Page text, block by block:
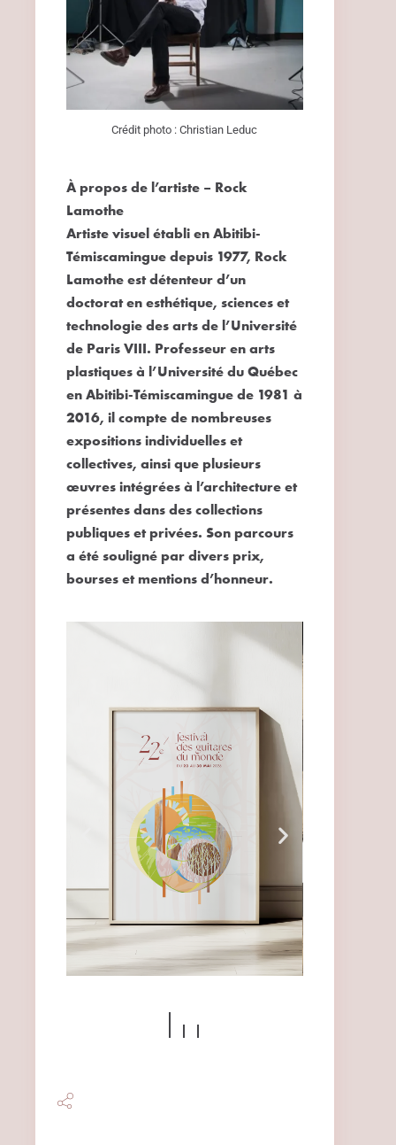
Crédit photo : Christian Leduc
À propos de l’artiste – Rock
Lamothe
Artiste visuel établi en Abitibi-
Témiscamingue depuis 1977, Rock
Lamothe est détenteur d’un
doctorat en esthétique, sciences et
technologie des arts de l’Université
de Paris VIII. Professeur en arts
plastiques à l’Université du Québec
en Abitibi-Témiscamingue de 1981 à
2016, il compte de nombreuses
expositions individuelles et
collectives, ainsi que plusieurs
œuvres intégrées à l’architecture et
présentes dans des collections
publiques et privées. Son parcours
a été souligné par divers prix,
bourses et mentions d’honneur.